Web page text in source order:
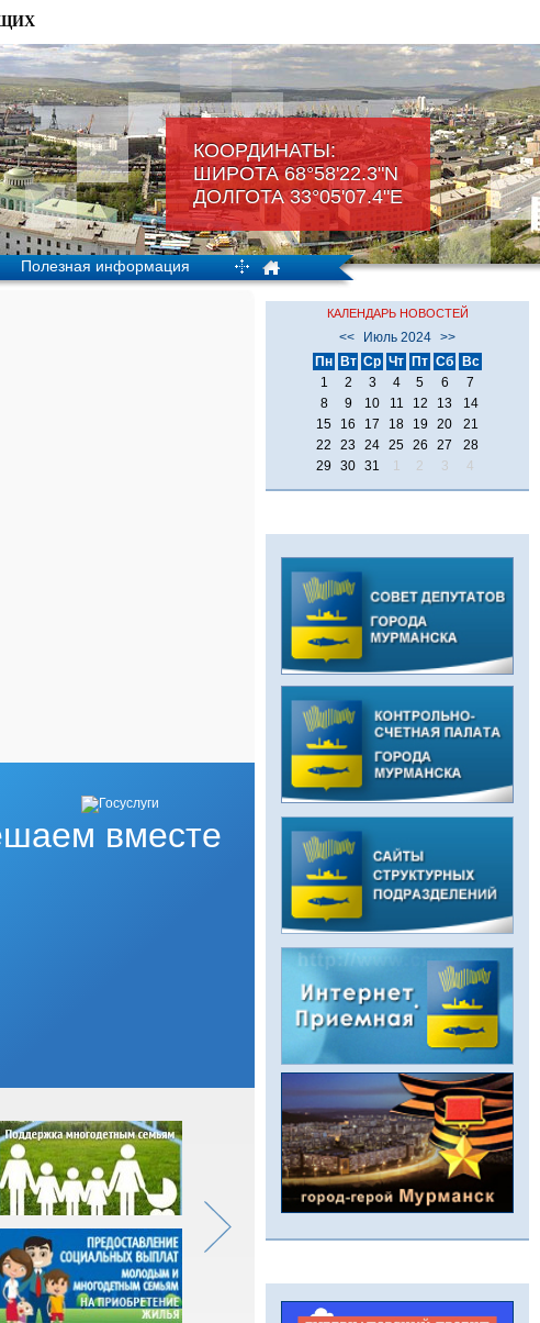
КООРДИНАТЫ:
ШИРОТА 68°58'22.3"N
ДОЛГОТА 33°05'07.4"Е
Полезная информация
вместе
КАЛЕНДАРЬ НОВОСТЕЙ
<< Июль 2024 >>
Пн
Вт Ср Чт Пт Сб
Вс
1
2 3 4 5 6
7
8
9 10 11 12 13
14
15
16 17 18 19 20
21
22
23 24 25 26 27
28
29
30 31 1 2 3 4